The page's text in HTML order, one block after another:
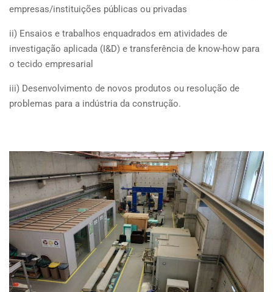
empresas/instituições públicas ou privadas
ii) Ensaios e trabalhos enquadrados em atividades de
investigação aplicada (I&D) e transferência de know-how para
o tecido empresarial
iii) Desenvolvimento de novos produtos ou resolução de
problemas para a indústria da construção.